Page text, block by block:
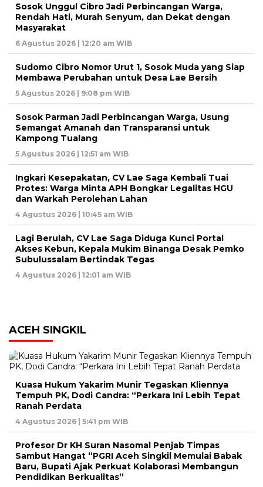
Sosok Unggul Cibro Jadi Perbincangan Warga,
Rendah Hati, Murah Senyum, dan Dekat dengan
Masyarakat
6 Agustus 2026 | 12:20 am WIB
Sudomo Cibro Nomor Urut 1, Sosok Muda yang Siap
Membawa Perubahan untuk Desa Lae Bersih
5 Agustus 2026 | 9:08 pm WIB
Sosok Parman Jadi Perbincangan Warga, Usung
Semangat Amanah dan Transparansi untuk
Kampong Tualang
5 Agustus 2026 | 12:51 am WIB
Ingkari Kesepakatan, CV Lae Saga Kembali Tuai
Protes: Warga Minta APH Bongkar Legalitas HGU
dan Warkah Perolehan Lahan
4 Agustus 2026 | 10:45 am WIB
Lagi Berulah, CV Lae Saga Diduga Kunci Portal
Akses Kebun, Kepala Mukim Binanga Desak Pemko
Subulussalam Bertindak Tegas
4 Agustus 2026 | 12:01 am WIB
ACEH SINGKIL
Kuasa Hukum Yakarim Munir Tegaskan Kliennya
Tempuh PK, Dodi Candra: “Perkara Ini Lebih Tepat
Ranah Perdata
4 Agustus 2026 | 5:41 pm WIB
Profesor Dr KH Suran Nasomal Penjab Timpas
Sambut Hangat “PGRI Aceh Singkil Memulai Babak
Baru, Bupati Ajak Perkuat Kolaborasi Membangun
Pendidikan Berkualitas”